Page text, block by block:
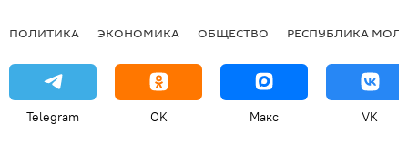
ПОЛИТИКА ЭКОНОМИКА ОБЩЕСТВО РЕСПУБЛИКА
Telegram OK Макс VK